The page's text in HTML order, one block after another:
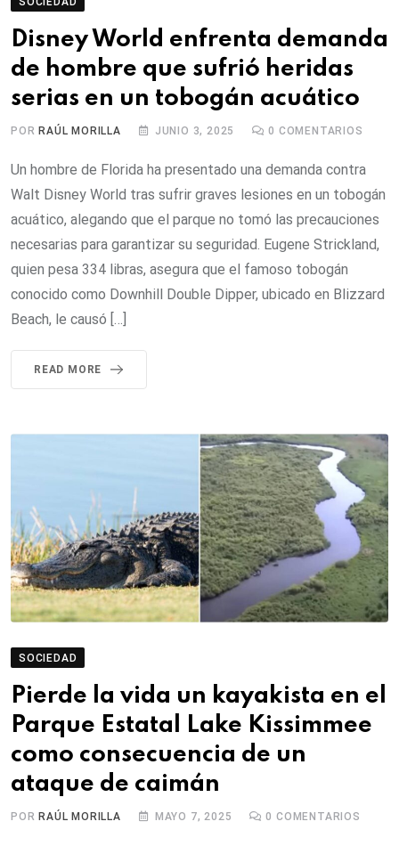
Disney World enfrenta demanda
de hombre que sufrió heridas
serias en un tobogán acuático
POR RAÚL MORILLA JUNIO 3, 2025 0 COMENTARIOS
Un hombre de Florida ha presentado una demanda contra
Walt Disney World tras sufrir graves lesiones en un tobogán
acuático, alegando que el parque no tomó las precauciones
necesarias para garantizar su seguridad. Eugene Strickland,
quien pesa 334 libras, asegura que el famoso tobogán
conocido como Downhill Double Dipper, ubicado en Blizzard
Beach, le causó […]
READ MORE
SOCIEDAD
Pierde la vida un kayakista en el
Parque Estatal Lake Kissimmee
como consecuencia de un
ataque de caimán
POR RAÚL MORILLA MAYO 7, 2025 0 COMENTARIOS